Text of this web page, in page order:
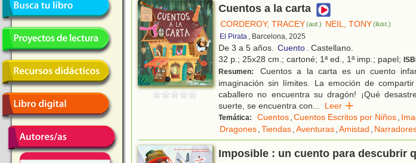
Cuentos a la carta
CORDEROY, TRACEY(aut.) NEIL, TONY(ilust.)
El Pirata , Barcelona, 2025
De 3 a 5 años. Cuento. Castellano.
32 p.; 25x28 cm.; cartoné; 1ª ed., 1ª imp.; papel;
Resumen:
Cuentos a la carta es un cuento
imaginación sin límites. La emoción de
caballero no encuentra su dragón! ¡Qué
suerte, se encuentra con... Leer
Temática: Cuentos,Cuentos Escritos por Niños,
Dragones,Tiendas,Aventuras,Amistad ,
Imposible : un cuento para descubrir